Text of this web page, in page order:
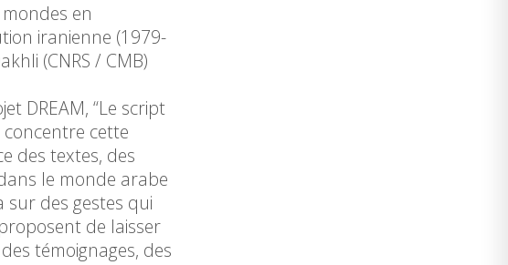
en
iranienne (1979-
(CNRS / CMB)
DREAM, “Le script
cette
des textes, des
le monde arabe
sur des gestes qui
de laisser
témoignages, des